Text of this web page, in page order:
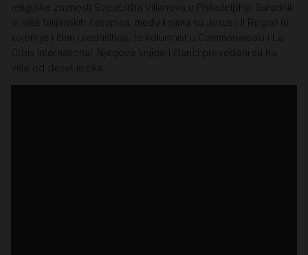
religijske znanosti Sveučilišta Villanova u Philadelphiji. Suradnik
je više talijanskih časopisa, među kojima su Jesus i Il Regno (u
kojem je i član uredništva), te kolumnist u Commonwealu i La
Croix International. Njegove knjige i članci prevedeni su na
više od deset jezika.